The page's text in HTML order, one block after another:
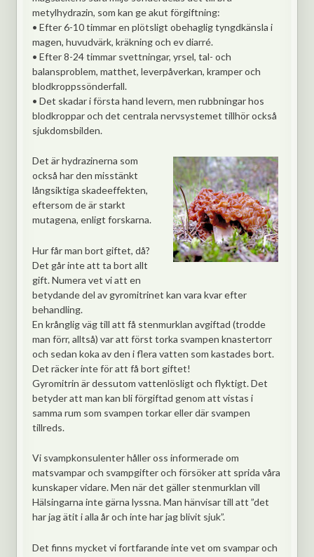
metylhydrazin, som kan ge akut förgiftning:
• Efter 6-10 timmar en plötsligt obehaglig tyngdkänsla i
magen, huvudvärk, kräkning och ev diarré.
• Efter 8-24 timmar svettningar, yrsel, tal- och
balansproblem, matthet, leverpåverkan, kramper och
blodkroppssönderfall.
• Det skadar i första hand levern, men rubbningar hos
blodkroppar och det centrala nervsystemet tillhör också
sjukdomsbilden.
Det är hydrazinerna som
också har den misstänkt
långsiktiga skadeeffekten,
eftersom de är starkt
mutagena, enligt forskarna.
Hur får man bort giftet, då?
Det går inte att ta bort allt
gift. Numera vet vi att en
betydande del av gyromitrinet kan vara kvar efter
behandling.
En krånglig väg till att få stenmurklan avgiftad (trodde
man förr, alltså) var att först torka svampen knastertorr
och sedan koka av den i flera vatten som kastades bort.
Det räcker inte för att få bort giftet!
Gyromitrin är dessutom vattenlösligt och flyktigt. Det
betyder att man kan bli förgiftad genom att vistas i
samma rum som svampen torkar eller där svampen
tillreds.
Vi svampkonsulenter håller oss informerade om
matsvampar och svampgifter och försöker att sprida våra
kunskaper vidare. Men när det gäller stenmurklan vill
Hälsingarna inte gärna lyssna. Man hänvisar till att ”det
har jag ätit i alla år och inte har jag blivit sjuk”.
Det finns mycket vi fortfarande inte vet om svampar och